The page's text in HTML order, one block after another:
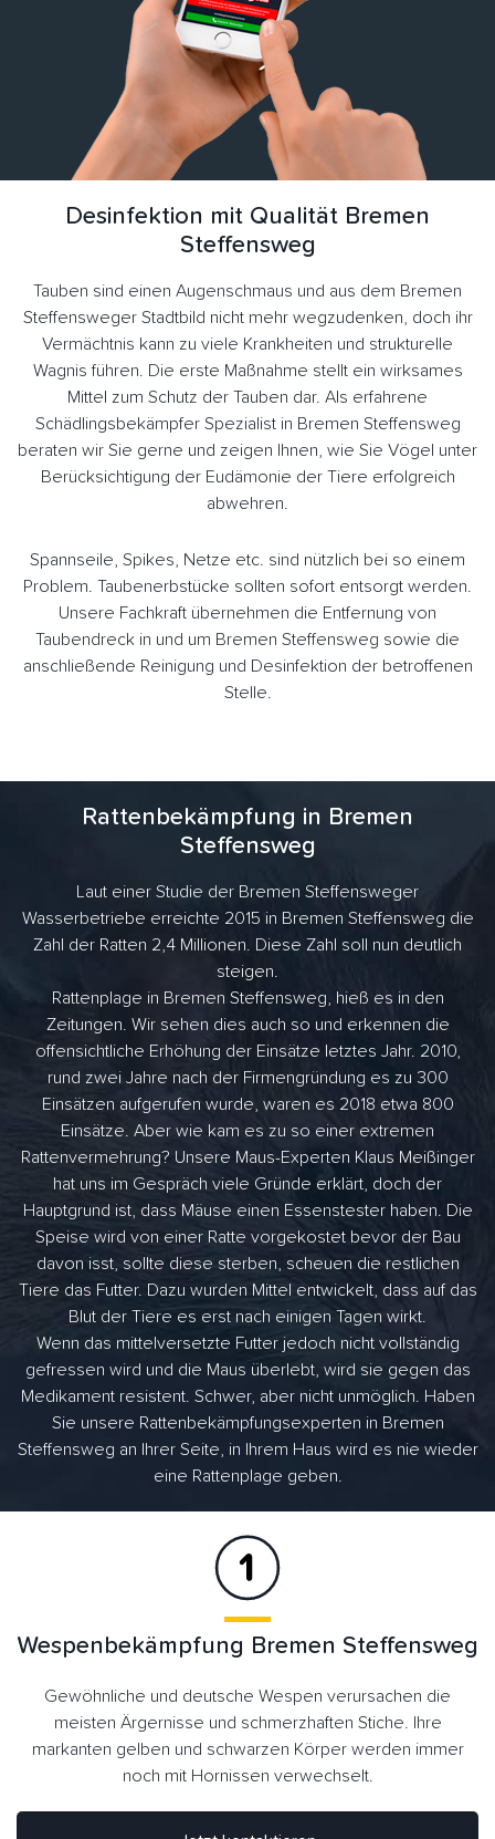
Desinfektion mit Qualität Bremen
Steffensweg
Tauben sind einen Augenschmaus und aus dem Bremen
Steffensweger Stadtbild nicht mehr wegzudenken, doch ihr
Vermächtnis kann zu viele Krankheiten und strukturelle
Wagnis führen. Die erste Maßnahme stellt ein wirksames
Mittel zum Schutz der Tauben dar. Als erfahrene
Schädlingsbekämpfer Spezialist in Bremen Steffensweg
beraten wir Sie gerne und zeigen Ihnen, wie Sie Vögel unter
Berücksichtigung der Eudämonie der Tiere erfolgreich
abwehren.
Spannseile, Spikes, Netze etc. sind nützlich bei so einem
Problem. Taubenerbstücke sollten sofort entsorgt werden.
Unsere Fachkraft übernehmen die Entfernung von
Taubendreck in und um Bremen Steffensweg sowie die
anschließende Reinigung und Desinfektion der betroffenen
Stelle.
Rattenbekämpfung in Bremen
Steffensweg
Laut einer Studie der Bremen Steffensweger
Wasserbetriebe erreichte 2015 in Bremen Steffensweg die
Zahl der Ratten 2,4 Millionen. Diese Zahl soll nun deutlich
steigen.
Rattenplage in Bremen Steffensweg, hieß es in den
Zeitungen. Wir sehen dies auch so und erkennen die
offensichtliche Erhöhung der Einsätze letztes Jahr. 2010,
rund zwei Jahre nach der Firmengründung es zu 300
Einsätzen aufgerufen wurde, waren es 2018 etwa 800
Einsätze. Aber wie kam es zu so einer extremen
Rattenvermehrung? Unsere Maus-Experten Klaus Meißinger
hat uns im Gespräch viele Gründe erklärt, doch der
Hauptgrund ist, dass Mäuse einen Essenstester haben. Die
Speise wird von einer Ratte vorgekostet bevor der Bau
davon isst, sollte diese sterben, scheuen die restlichen
Tiere das Futter. Dazu wurden Mittel entwickelt, dass auf das
Blut der Tiere es erst nach einigen Tagen wirkt.
Wenn das mittelversetzte Futter jedoch nicht vollständig
gefressen wird und die Maus überlebt, wird sie gegen das
Medikament resistent. Schwer, aber nicht unmöglich. Haben
Sie unsere Rattenbekämpfungsexperten in Bremen
Steffensweg an Ihrer Seite, in Ihrem Haus wird es nie wieder
eine Rattenplage geben.
Wespenbekämpfung Bremen Steffensweg
Gewöhnliche und deutsche Wespen verursachen die
meisten Ärgernisse und schmerzhaften Stiche. Ihre
markanten gelben und schwarzen Körper werden immer
noch mit Hornissen verwechselt.